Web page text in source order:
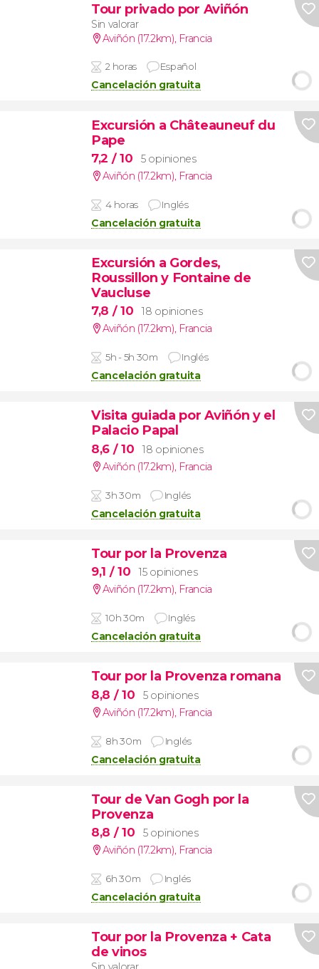
Tour privado por Aviñón
Sin valorar
Aviñón (17.2km) Francia
2 horas Español
Cancelación gratuita
Excursión a Châteauneuf du
Pape
7,2 / 10
5 opiniones
Aviñón (17.2km), Francia
4 horas Inglés
Cancelación gratuita
Excursión a Gordes,
Roussillon y Fontaine de
Vaucluse
7,8 / 10
18 opiniones
Aviñón (17.2km), Francia
5h - 5h 30m Inglés
Cancelación gratuita
Visita guiada por Aviñón y el
Palacio Papal
8,6 / 10
18 opiniones
Aviñón (17.2km), Francia
3h 30m Inglés
Cancelación gratuita
Tour por la Provenza
9,1 / 10
15 opiniones
Aviñón (17.2km), Francia
10h 30m Inglés
Cancelación gratuita
Tour por la Provenza romana
8,8 / 10
5 opiniones
Aviñón (17.2km), Francia
8h 30m Inglés
Cancelación gratuita
Tour de Van Gogh por la
Provenza
8,8 / 10
5 opiniones
Aviñón (17.2km), Francia
6h 30m Inglés
Cancelación gratuita
Tour por la Provenza + Cata
de vinos